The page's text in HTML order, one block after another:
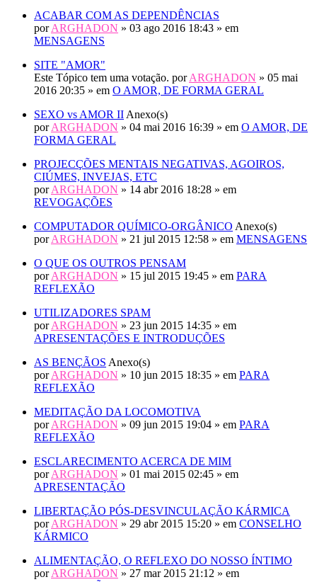
ACABAR COM AS DEPENDÊNCIAS
porARGHADON » 03 ago 2016 18:43 » em
MENSAGENS
SITE "AMOR"
Este Tópico tem uma votação. porARGHADON » 05 mai
2016 20:35 » em O AMOR, DE FORMA GERAL
SEXO vs AMOR II Anexo(s)
porARGHADON » 04 mai 2016 16:39 » em O AMOR, DE
FORMA GERAL
PROJECÇÕES MENTAIS NEGATIVAS, AGOIROS,
CIÚMES, INVEJAS, ETC
porARGHADON » 14 abr 2016 18:28 » em
REVOGAÇÕES
COMPUTADOR QUÍMICO-ORGÂNICO Anexo(s)
porARGHADON » 21 jul 2015 12:58 » em MENSAGENS
O QUE OS OUTROS PENSAM
porARGHADON » 15 jul 2015 19:45 » em PARA
REFLEXÃO
UTILIZADORES SPAM
porARGHADON » 23 jun 2015 14:35 » em
APRESENTAÇÕES E INTRODUÇÕES
AS BENÇÃOS Anexo(s)
porARGHADON » 10 jun 2015 18:35 » em PARA
REFLEXÃO
MEDITAÇÃO DA LOCOMOTIVA
porARGHADON » 09 jun 2015 19:04 » em PARA
REFLEXÃO
ESCLARECIMENTO ACERCA DE MIM
porARGHADON » 01 mai 2015 02:45 » em
APRESENTAÇÃO
LIBERTAÇÃO PÓS-DESVINCULAÇÃO KÁRMICA
porARGHADON » 29 abr 2015 15:20 » em CONSELHO
KÁRMICO
ALIMENTAÇÃO, O REFLEXO DO NOSSO ÍNTIMO
porARGHADON » 27 mar 2015 21:12 » em